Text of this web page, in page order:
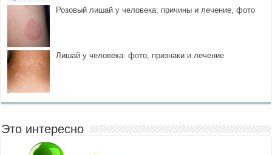
Розовый лишай у человека: причины и лечение, фото
Лишай у человека: фото, признаки и лечение
Это интересно